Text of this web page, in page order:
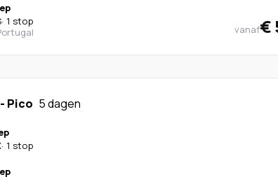
· 1 stop
vanaf€
- Pico 5 dagen
· 1 stop